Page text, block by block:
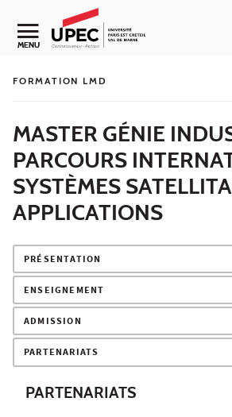
Aller au contenu
Navigation secondaire
MENU
FORMATION LMD
MASTER GÉNIE
PARCOURS
SYSTÈMES
APPLICATIONS
PRÉSENTATION
ENSEIGNEMENT
ADMISSION
PARTENARIATS
PARTENARIATS